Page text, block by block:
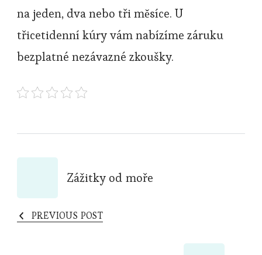
na jeden, dva nebo tři měsíce. U
třicetidenní kúry vám nabízíme záruku
bezplatné nezávazné zkoušky.
Navigation
Zážitky od moře
PREVIOUS POST